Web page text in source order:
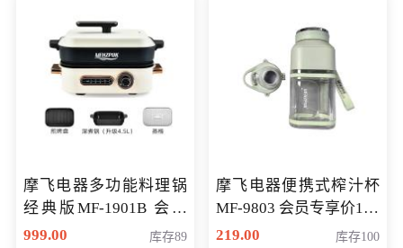
摩飞电器多功能料理锅
经典版MF-1901B 会员
专享价399元
999.00 库存89
摩飞电器便携式榨汁杯
MF-9803 会员专享价138
元
219.00 库存100